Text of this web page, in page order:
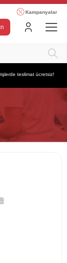
Kampanyalar
teslimat ücretsiz!